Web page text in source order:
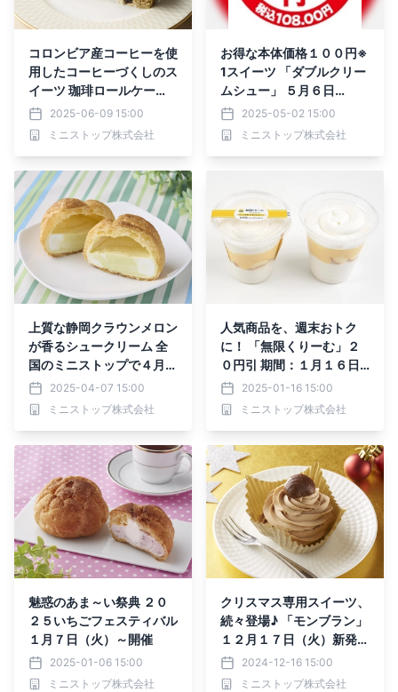
コロンビア産コーヒーを使
用したコーヒーづくしのス
イーツ 珈琲ロールケー
キ ２０２５年６月１０
日（火） 新発売！
2025-06-09 15:00
ミニストップ株式会社
お得な本体価格１００円※
1スイーツ 「ダブルクリー
ムシュー」 ５月６日
（火）リニューアル発
売！！
2025-05-02 15:00
ミニストップ株式会社
上質な静岡クラウンメロン
が香るシュークリーム 全
国のミニストップで４月８
日（火）より期間限定発売
「クラウンメロンシューク
リーム」
2025-04-07 15:00
ミニストップ株式会社
人気商品を、週末おトク
に！ 「無限くりーむ」２
０円引 期間：１月１６日
（木）～１月１９日（日）
2025-01-16 15:00
ミニストップ株式会社
魅惑のあま～い祭典 ２０
２５いちごフェスティバル
１月７日（火）～開催
2025-01-06 15:00
ミニストップ株式会社
クリスマス専用スイーツ、
続々登場♪ 「モンブラン」
１２月１７日（火）新発売
「苺のショートケーキ（３
号）」「ブッシュ・ド・ノ
2024-12-16 15:00
ミニストップ株式会社